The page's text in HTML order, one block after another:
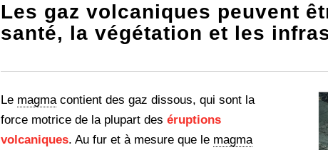
Les gaz volcaniques peuvent
santé, la végétation et les
Le magmacontient des gaz dissous, qui sont la
force motrice de la plupart des éruptions
volcaniques. Au fur et à mesure que le magma